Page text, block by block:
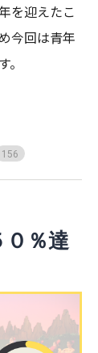
を迎えたこ
今回は青年
1 56
％達